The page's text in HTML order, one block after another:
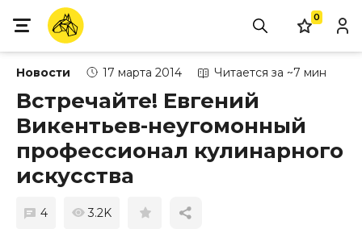
0
Новости 17 марта 2014 Читается за ~7 мин
Встречайте! Евгений
Викентьев-неугомонный
профессионал кулинарного
искусства
4 3.2K